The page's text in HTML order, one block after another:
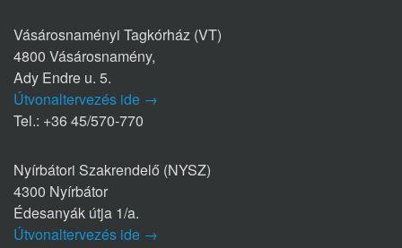
Vásárosnaményi Tagkórház (VT)
4800 Vásárosnamény,
Ady Endre u. 5.
Útvonaltervezés ide →
Tel.: +36 45/570-770
Nyírbátori Szakrendelő (NYSZ)
4300 Nyírbátor
Édesanyák útja 1/a.
Útvonaltervezés ide →